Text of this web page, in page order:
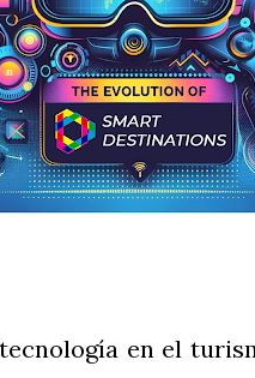
en el